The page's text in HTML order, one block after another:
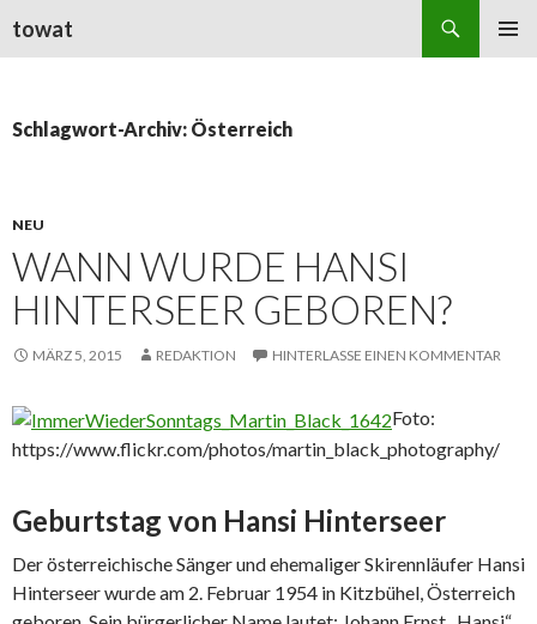
towat
Schlagwort-Archiv: Österreich
NEU
WANN WURDE HANSI
HINTERSEER GEBOREN?
MÄRZ 5, 2015 REDAKTION HINTERLASSE EINEN KOMMENTAR
Foto:
https://www.flickr.com/photos/martin_black_photography/
Geburtstag von Hansi Hinterseer
Der österreichische Sänger und ehemaliger Skirennläufer Hansi
Hinterseer wurde am 2. Februar 1954 in Kitzbühel, Österreich